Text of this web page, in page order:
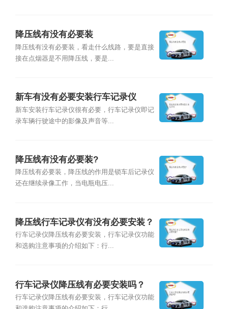
降压线有没有必要装
降压线有没有必要装，看走什么线路，要是直接
接在点烟器是不用降压线，要是...
新车有没有必要安装行车记录仪
新车安装行车记录仪很有必要，行车记录仪即记
录车辆行驶途中的影像及声音等...
降压线有没有必要装?
降压线有必要装，降压线的作用是锁车后记录仪
还在继续录像工作，当电瓶电压...
降压线行车记录仪有没有必要安装？
行车记录仪降压线有必要安装，行车记录仪功能
和选购注意事项的介绍如下：行...
行车记录仪降压线有必要安装吗？
行车记录仪降压线有必要安装，行车记录仪功能